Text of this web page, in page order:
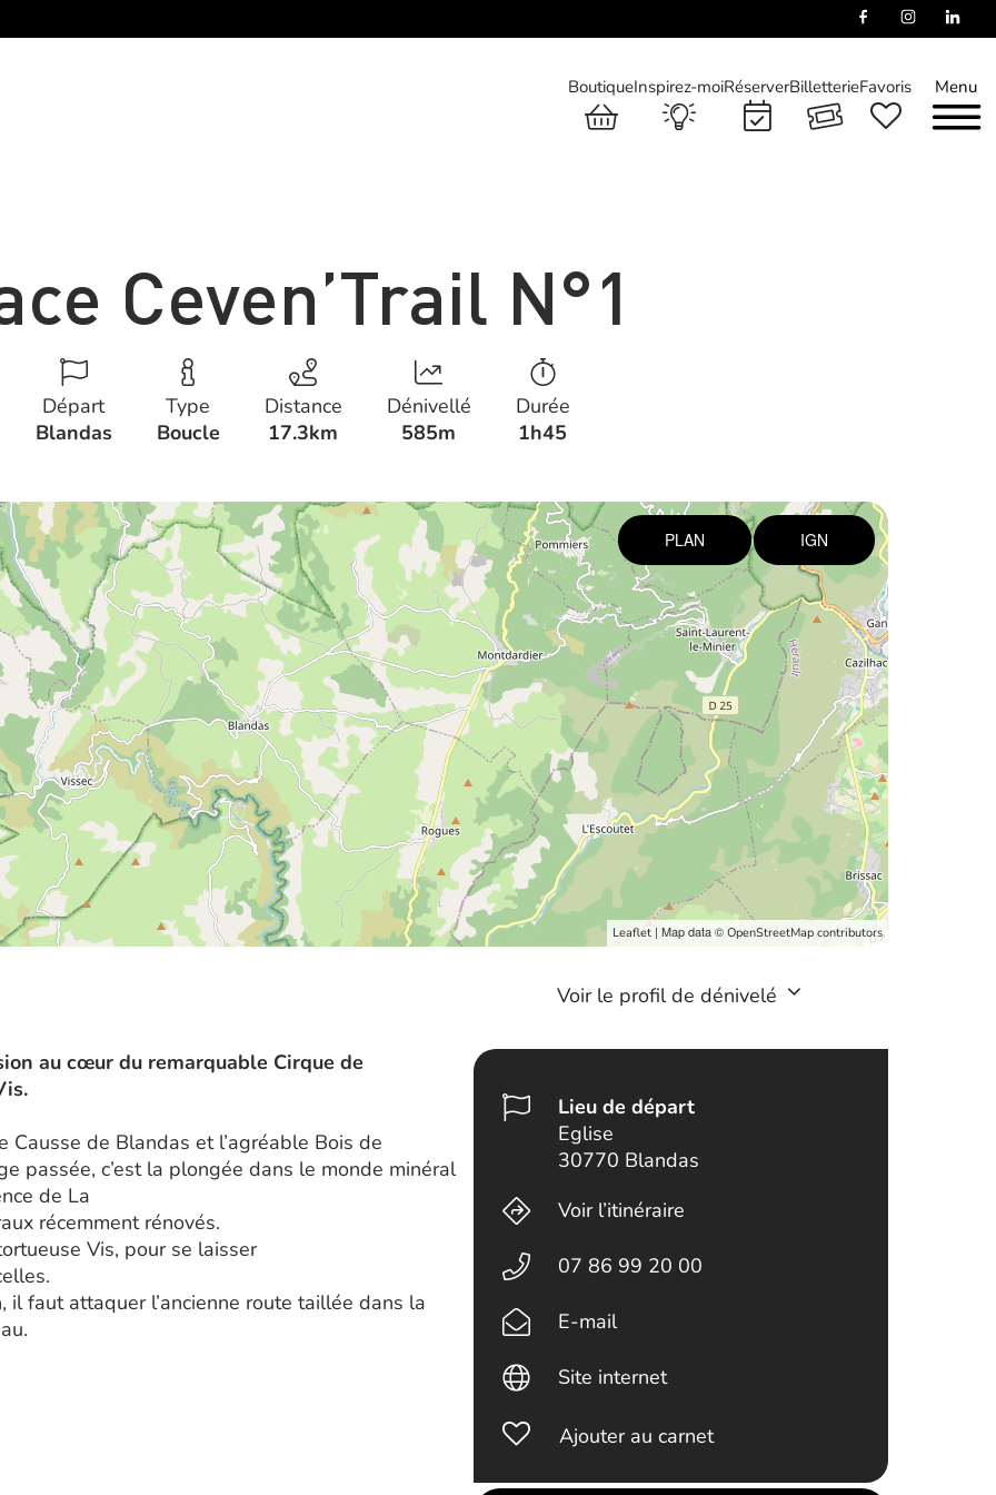
Menu
BoutiqueInspirez-moiRéserverBilletterieFavoris
Ceven’Trail N°1
Départ
Blandas
Type
Boucle
Distance
17.3km
Dénivellé
585m
Durée
1h45
PLAN IGN
Leaflet| Map data © OpenStreetMap contributors
Voir le profil de dénivelé
au cœur du remarquable Cirque de
de Blandas et l’agréable Bois de
passée, c’est la plongée dans le monde minéral
de La
récemment rénovés.
Vis, pour se laisser
faut attaquer l’ancienne route taillée dans la
Lieu de départ
Eglise
30770 Blandas
Voir l’itinéraire
07 86 99 20 00
E-mail
Site internet
Ajouter au carnet